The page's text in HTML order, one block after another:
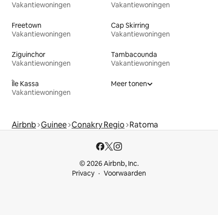
Vakantiewoningen
Vakantiewoningen
Freetown
Vakantiewoningen
Cap Skirring
Vakantiewoningen
Ziguinchor
Vakantiewoningen
Tambacounda
Vakantiewoningen
Île Kassa
Vakantiewoningen
Meer tonen
Airbnb Guinee Conakry Regio Ratoma
© 2026 Airbnb, Inc.
Privacy
Voorwaarden